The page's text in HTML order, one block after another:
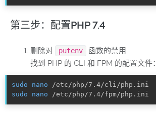
第三步：配置PHP 7.4
删除对 putenv
函数的禁用
找到 PHP 的 CLI 和 FPM 的配置文件：
sudo nano
sudo
nano /etc/php/7.4/fpm/php.ini